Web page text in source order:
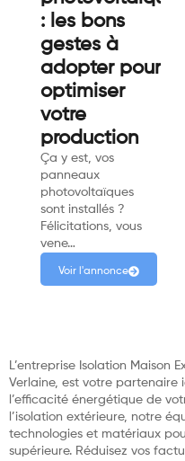
: les bons
gestes à
adopter pour
optimiser
votre
production
Ça y est, vos
panneaux
photovoltaïques
sont installés ?
Félicitations, vous
vene…
Voir l'annonce
L’entreprise Isolation Maison
Verlaine, est votre
l’efficacité énergétique de
l’isolation extérieure, notre
technologies et matériaux
supérieure. Réduisez vos